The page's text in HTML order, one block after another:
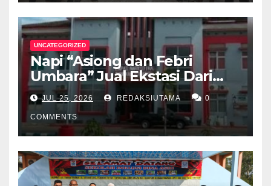
UNCATEGORIZED
Napi “Asiong dan Febri
Umbara” Jual Ekstasi Dari
Dalam Lapas Rp 12 Juta/40
Butir
JUL 25, 2026 REDAKSIUTAMA 0
COMMENTS